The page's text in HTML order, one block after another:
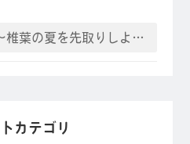
葉の夏を先取りしよう♪
カテゴリ